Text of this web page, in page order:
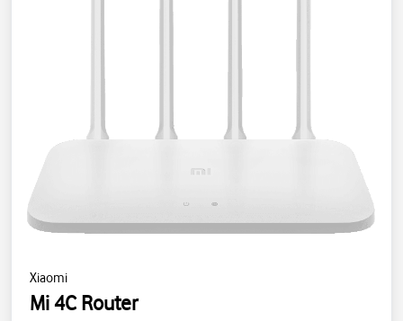
Xiaomi
Mi 4C Router